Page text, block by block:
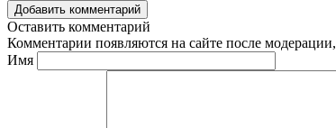
Добавить комментарий
Оставить комментарий
Комментарии появляются на сайте после
Имя